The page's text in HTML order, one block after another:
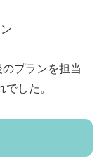
プランを担当
した。